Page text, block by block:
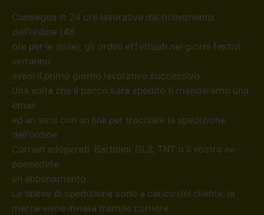
Consegna in 24 ore lavorative dal ricevimento
dell’ordine (48
ore per le isole), gli ordini effettuati nei giorni festivi
verranno
evasi il primo giorno lavorativo successivo.
Una volta che il pacco sarà spedito ti manderemo una
email
ed un sms con un link per tracciare la spedizione
dell’ordine.
Corrieri adoperati: Bartolini, GLS, TNT o il vostro se
possedete
un abbonamento.
Le spese di spedizione sono a carico del cliente; la
merce viene inviata tramite corriere.